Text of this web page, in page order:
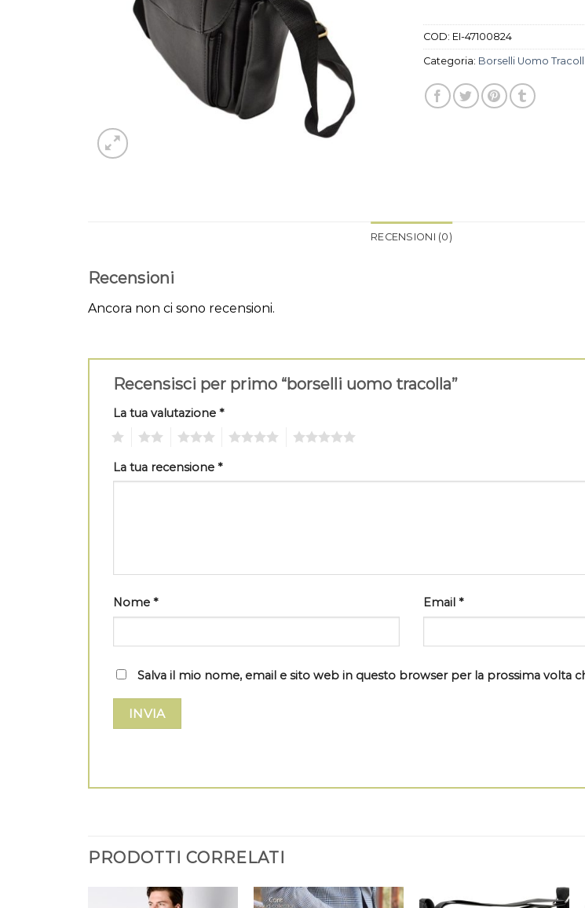
COD: EI-47100824
Categoria: Borselli Uomo
RECENSIONI (0)
Recensioni
Ancora non ci sono recensioni.
Recensisci per primo “borselli uomo tracolla”
La tua valutazione *
La tua recensione *
Nome * Email *
Salva il mio nome, email e sito web in questo browser per la prossima volta
PRODOTTI CORRELATI